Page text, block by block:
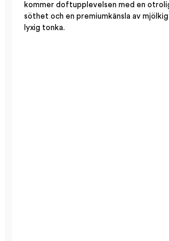
kommer doftupplevelsen med en
söthet och en premiumkänsla av
lyxig tonka.